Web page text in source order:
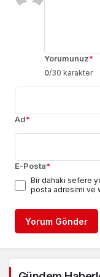
Yorumunuz*
0/30 karakter
Ad*
E-Posta*
Bir dahaki sefere
posta adresimi ve
Yorum Gönder